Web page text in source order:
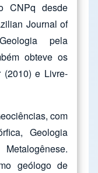
CNPq desde
Journal of
pela
obteve os
(2010) e Livre-
com
Geologia
geólogo de